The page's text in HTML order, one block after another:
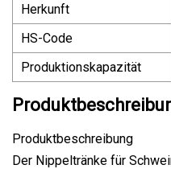
Herkunft
HS-Code
Produktionskapazität
Produktbeschreibung
Der Nippeltränke für